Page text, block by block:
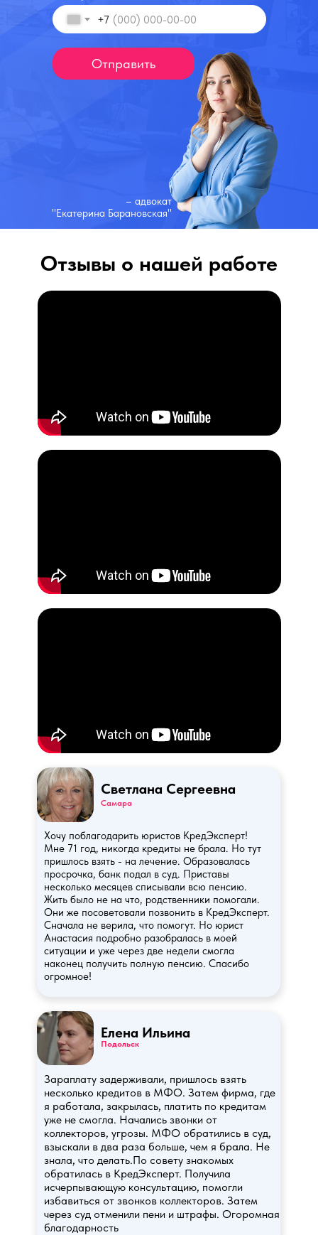
+7
Отправить
– адвокат
"Екатерина Барановская"
Отзывы о нашей работе
Светлана Сергеевна
Самара
Хочу поблагодарить юристов КредЭксперт!
Мне 71 год, никогда кредиты не брала. Но тут
пришлось взять - на лечение. Образовалась
просрочка, банк подал в суд. Приставы
несколько месяцев списывали всю пенсию.
Жить было не на что, родственники помогали.
Они же посоветовали позвонить в КредЭксперт.
Сначала не верила, что помогут. Но юрист
Анастасия подробно разобралась в моей
ситуации и уже через две недели смогла
наконец получить полную пенсию. Спасибо
огромное!
Елена Ильина
Подольск
Зараплату задерживали, пришлось взять
несколько кредитов в МФО. Затем фирма, где
я работала, закрылась, платить по кредитам
уже не смогла. Начались звонки от
коллекторов, угрозы. МФО обратились в суд,
взыскали в два раза больше, чем я брала. Не
знала, что делать.По совету знакомых
обратилась в КредЭксперт. Получила
исчерпывающую консультацию, помогли
избавиться от звонков коллекторов. Затем
через суд отменили пени и штрафы. Огоромная
благодарность